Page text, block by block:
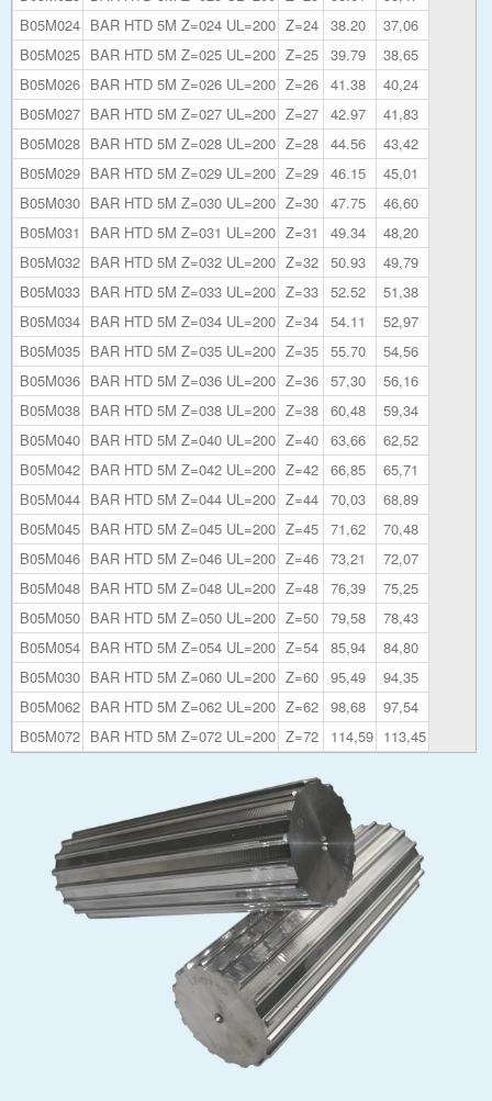
B05M024 BAR HTD 5M Z=024 UL=200 Z=24 38.20
37,06
B05M025 BAR HTD 5M Z=025 UL=200 Z=25 39.79
38,65
B05M026 BAR HTD 5M Z=026 UL=200 Z=26 41.38
40,24
B05M027 BAR HTD 5M Z=027 UL=200 Z=27 42.97
41,83
B05M028 BAR HTD 5M Z=028 UL=200 Z=28 44.56
43,42
B05M029 BAR HTD 5M Z=029 UL=200 Z=29 46.15
45,01
B05M030 BAR HTD 5M Z=030 UL=200 Z=30 47.75
46,60
B05M031
BAR HTD 5M Z=031 UL=200 Z=31 49.34
48,20
B05M032 BAR HTD 5M Z=032 UL=200 Z=32 50.93
49,79
B05M033 BAR HTD 5M Z=033 UL=200 Z=33 52.52
51,38
B05M034 BAR HTD 5M Z=034 UL=200 Z=34 54.11
52,97
B05M035 BAR HTD 5M Z=035 UL=200 Z=35 55.70
54,56
B05M036 BAR HTD 5M Z=036 UL=200 Z=36 57,30
56,16
B05M038 BAR HTD 5M Z=038 UL=200 Z=38 60,48
59,34
B05M040 BAR HTD 5M Z=040 UL=200 Z=40 63,66
62,52
B05M042 BAR HTD 5M Z=042 UL=200 Z=42 66,85
65,71
B05M044 BAR HTD 5M Z=044 UL=200 Z=44 70,03
68,89
B05M045 BAR HTD 5M Z=045 UL=200 Z=45 71,62
70,48
B05M046 BAR HTD 5M Z=046 UL=200 Z=46 73,21
72,07
B05M048 BAR HTD 5M Z=048 UL=200 Z=48 76,39
75,25
B05M050 BAR HTD 5M Z=050 UL=200 Z=50 79,58
78,43
B05M054 BAR HTD 5M Z=054 UL=200 Z=54 85,94
84,80
B05M030 BAR HTD 5M Z=060 UL=200 Z=60 95,49
94,35
B05M062 BAR HTD 5M Z=062 UL=200 Z=62 98,68
97,54
B05M072 BAR HTD 5M Z=072 UL=200 Z=72 114,59 113,45